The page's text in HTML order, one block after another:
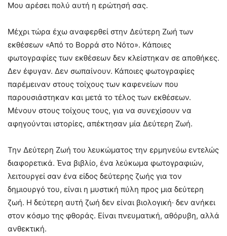
Μου αρέσει πολύ αυτή η ερώτησή σας.
Μέχρι τώρα έχω αναφερθεί στην Δεύτερη Ζωή των
εκθέσεων «Από το Βορρά στο Νότο». Κάποιες
φωτογραφίες των εκθέσεων δεν κλείστηκαν σε αποθήκες.
Δεν έφυγαν. Δεν σωπαίνουν. Κάποιες φωτογραφίες
παρέμειναν στους τοίχους των καφενείων που
παρουσιάστηκαν και μετά το τέλος των εκθέσεων.
Μένουν στους τοίχους τους, για να συνεχίσουν να
αφηγούνται ιστορίες, απέκτησαν μία Δεύτερη Ζωή.
Την Δεύτερη Ζωή του λευκώματος την ερμηνεύω εντελώς
διαφορετικά. Ένα βιβλίο, ένα λεύκωμα φωτογραφιών,
λειτουργεί σαν ένα είδος δεύτερης ζωής για τον
δημιουργό του, είναι η μυστική πύλη προς μια δεύτερη
ζωή. Η δεύτερη αυτή ζωή δεν είναι βιολογική· δεν ανήκει
στον κόσμο της φθοράς. Είναι πνευματική, αθόρυβη, αλλά
ανθεκτική.